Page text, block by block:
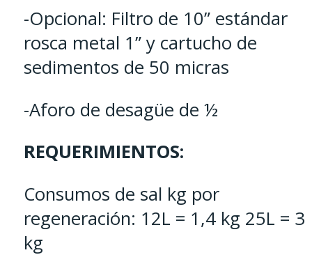
-Opcional: Filtro de 10” estándar
rosca metal 1” y cartucho de
sedimentos de 50 micras
-Aforo de desagüe de ½
REQUERIMIENTOS:
Consumos de sal kg por
regeneración: 12L = 1,4 kg 25L = 3
kg